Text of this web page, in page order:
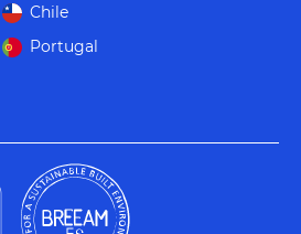
Chile
Portugal